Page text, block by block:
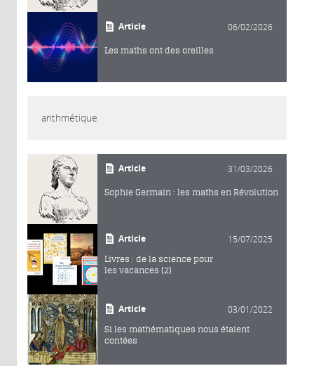
Article 06/02/2026
Les maths ont des oreilles
arithmétique
Article 31/03/2026
Sophie Germain : les maths en Révolution
Article 15/07/2025
Livres : de la science pour
les vacances (2)
Article 03/01/2022
Si les mathématiques nous étaient
contées